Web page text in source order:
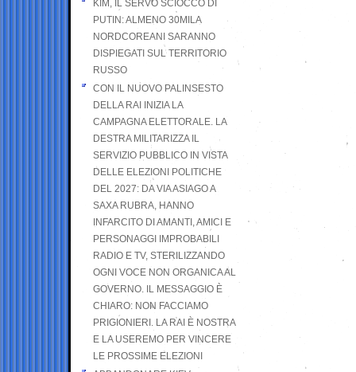
KIM, IL SERVO SCIOCCO DI
PUTIN: ALMENO 30MILA
NORDCOREANI SARANNO
DISPIEGATI SUL TERRITORIO
RUSSO
CON IL NUOVO PALINSESTO
DELLA RAI INIZIA LA
CAMPAGNA ELETTORALE. LA
DESTRA MILITARIZZA IL
SERVIZIO PUBBLICO IN VISTA
DELLE ELEZIONI POLITICHE
DEL 2027: DA VIA ASIAGO A
SAXA RUBRA, HANNO
INFARCITO DI AMANTI, AMICI E
PERSONAGGI IMPROBABILI
RADIO E TV, STERILIZZANDO
OGNI VOCE NON ORGANICA AL
GOVERNO. IL MESSAGGIO È
CHIARO: NON FACCIAMO
PRIGIONIERI. LA RAI È NOSTRA
E LA USEREMO PER VINCERE
LE PROSSIME ELEZIONI